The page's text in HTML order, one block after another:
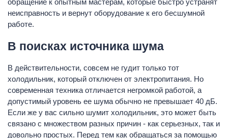
обращение к опытным мастерам, которые быстро устранят
неисправность и вернут оборудование к его бесшумной
работе.
В поисках источника шума
В действительности, совсем не гудит только тот
холодильник, который отключен от электропитания. Но
современная техника отличается негромкой работой, а
допустимый уровень ее шума обычно не превышает 40 дБ.
Если же у вас сильно шумит холодильник, это может быть
связано с множеством разных причин - как серьезных, так и
довольно простых. Перед тем как обращаться за помощью